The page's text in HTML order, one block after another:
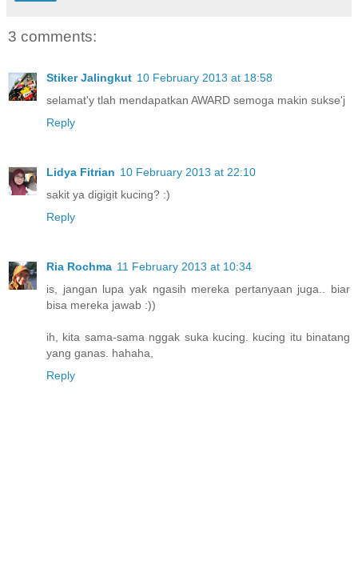
3 comments:
Stiker Jalingkut 10 February 2013 at 18:58
selamat'y tlah mendapatkan AWARD semoga makin sukse'j
Reply
Lidya Fitrian 10 February 2013 at 22:10
sakit ya digigit kucing? :)
Reply
Ria Rochma 11 February 2013 at 10:34
is, jangan lupa yak ngasih mereka pertanyaan juga.. biar
bisa mereka jawab :))
ih, kita sama-sama nggak suka kucing. kucing itu binatang
yang ganas. hahaha,
Reply